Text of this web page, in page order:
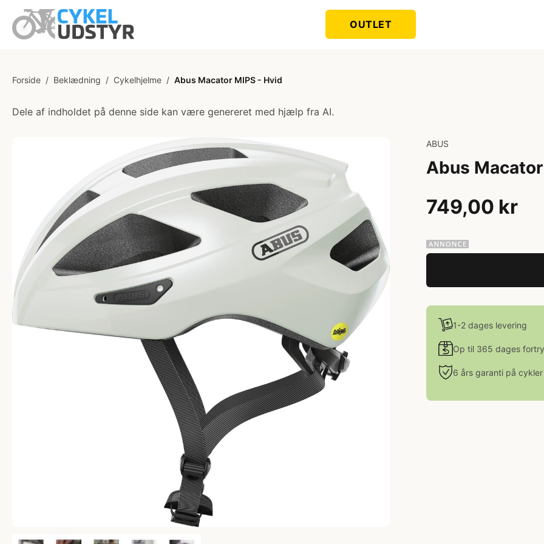
OUTLET
Forside / Beklædning / Cykelhjelme / Abus Macator MIPS - Hvid
Dele af indholdet på denne side kan være genereret med hjælp fra AI.
ABUS
Abus
749,00 kr
1-2 dages levering
Op til 365 dages
6 års garanti på cykler